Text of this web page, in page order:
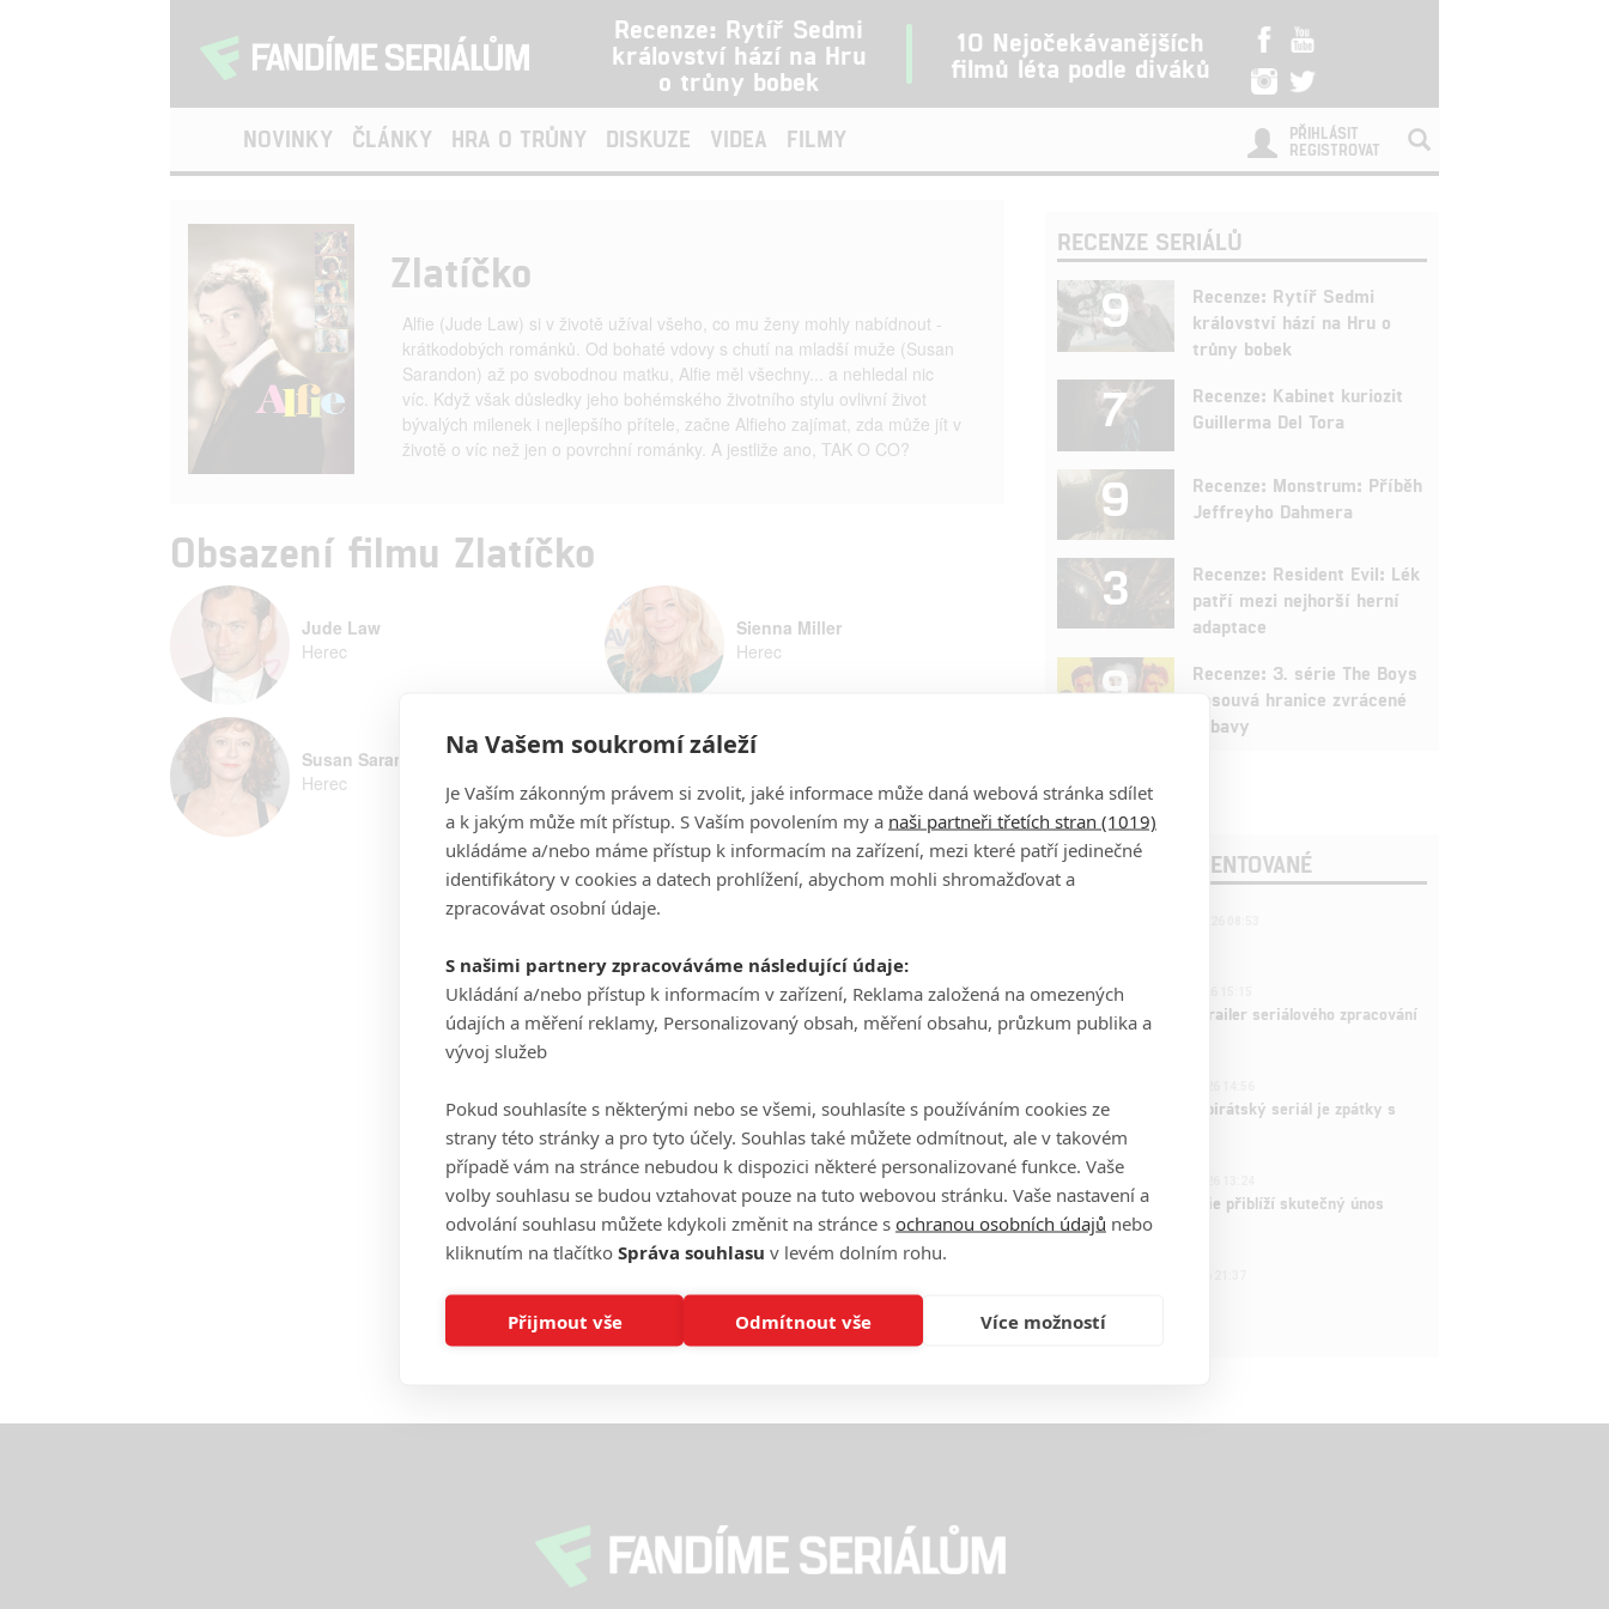
Recenze: Rytíř Sedmi
království hází na Hru
o trůny bobek
10 Nejočekávanějších
filmů léta podle diváků
NOVINKY ČLÁNKY HRA O TRŮNY DISKUZE VIDEA FILMY
PŘIHLÁSIT
REGISTROVAT
Zlatíčko
Alfie (Jude Law) si v životě užíval všeho, co mu ženy mohly nabídnout -
krátkodobých románků. Od bohaté vdovy s chutí na mladší muže (Susan
Sarandon) až po svobodnou matku, Alfie měl všechny... a nehledal nic
víc. Když však důsledky jeho bohémského životního stylu ovlivní život
bývalých milenek i nejlepšího přítele, začne Alfieho zajímat, zda může jít v
životě o víc než jen o povrchní románky. A jestliže ano, TAK O CO?
Obsazení filmu Zlatíčko
Jude Law
Herec
Sienna Miller
Herec
Susan Sarandon
Herec
RECENZE SERIÁLŮ
9
Recenze: Rytíř Sedmi
království hází na Hru o
trůny bobek
7
Recenze: Kabinet kuriozit
Guillerma Del Tora
9
Recenze: Monstrum: Příběh
Jeffreyho Dahmera
3
Recenze: Resident Evil: Lék
patří mezi nejhorší herní
adaptace
9
Recenze: 3. série The Boys
posouvá hranice zvrácené
zábavy
POSLEDNÍ KOMENTOVANÉ
1ČLÁNEK | 26.03.2026 15:15
Harry Potter: První trailer seriálového zpracování
je venku
One Piece: Oblíbený pirátský seriál je zpátky s
novými epizodami
2
Nová dramatická série přiblíží skutečný únos
letadla teroristy
Na Vašem soukromí záleží
Je Vaším zákonným právem si zvolit, jaké informace může daná webová stránka sdílet
a k jakým může mít přístup. S Vaším povolením my a naši partneři třetích stran (1019)
ukládáme a/nebo máme přístup k informacím na zařízení, mezi které patří jedinečné
identifikátory v cookies a datech prohlížení, abychom mohli shromažďovat a
zpracovávat osobní údaje.
S našimi partnery zpracováváme následující údaje:
Ukládání a/nebo přístup k informacím v zařízení, Reklama založená na omezených
údajích a měření reklamy, Personalizovaný obsah, měření obsahu, průzkum publika a
vývoj služeb
Pokud souhlasíte s některými nebo se všemi, souhlasíte s používáním cookies ze
strany této stránky a pro tyto účely. Souhlas také můžete odmítnout, ale v takovém
případě vám na stránce nebudou k dispozici některé personalizované funkce. Vaše
volby souhlasu se budou vztahovat pouze na tuto webovou stránku. Vaše nastavení a
odvolání souhlasu můžete kdykoli změnit na stránce s ochranou osobních údajů nebo
kliknutím na tlačítko Správa souhlasu v levém dolním rohu.
Přijmout vše Odmítnout vše Více možností